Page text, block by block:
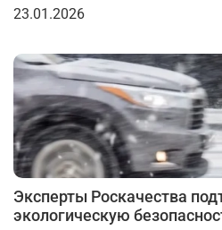
23.01.2026
Эксперты Роскачества
экологическую